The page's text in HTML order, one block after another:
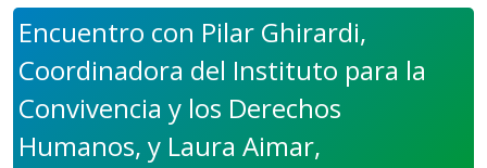
Encuentro con Pilar Ghirardi,
Coordinadora del Instituto para la
Convivencia y los Derechos
Humanos, y Laura Aimar,